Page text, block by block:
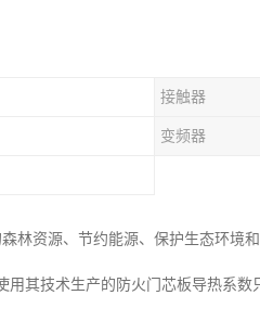
接触器
变频器
林资源、节约能源、保护生态环境
其技术生产的防火门芯板导热系数